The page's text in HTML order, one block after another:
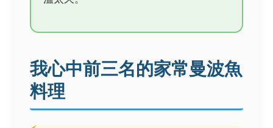
我心中前三名的家常曼波魚
料理